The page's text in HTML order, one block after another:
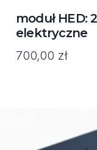
moduł HED:
elektryczne
700,00 zł